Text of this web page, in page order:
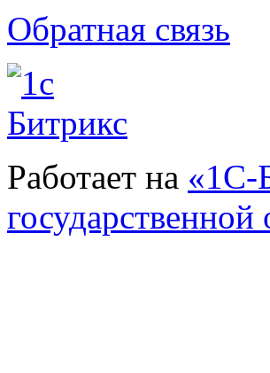
Обратная связь
Работает на «1С-
государственной